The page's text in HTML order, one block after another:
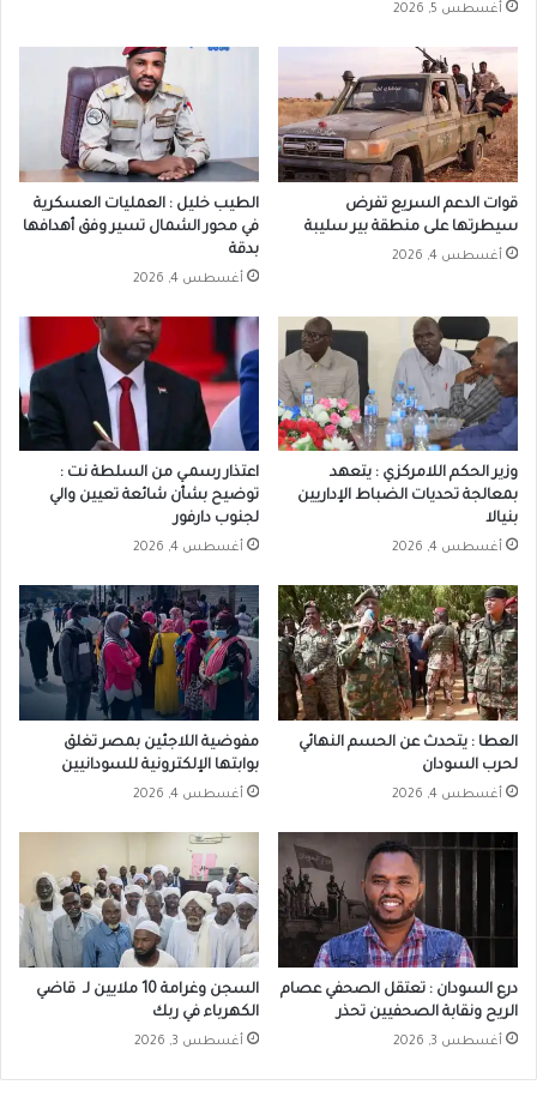
أغسطس 5, 2026
قوات الدعم السريع تفرض
سيطرتها على منطقة بير سليبة
أغسطس 4, 2026
الطيب خليل : العمليات العسكرية
في محور الشمال تسير وفق أهدافها
بدقة
أغسطس 4, 2026
وزير الحكم اللامركزي : يتعهد
بمعالجة تحديات الضباط الإداريين
بنيالا
أغسطس 4, 2026
اعتذار رسمـي من السلطة نت :
توضيح بشأن شائعة تعيين والي
لجنوب دارفور
أغسطس 4, 2026
العطا : يتحدث عن الحسم النهائي
لحرب السودان
أغسطس 4, 2026
مفوضية اللاجئين بمصر تغلق
بوابتها الإلكترونية للسودانيين
أغسطس 4, 2026
درع السودان : تعتقل الصحفي عصام
الريح ونقابة الصحفيين تحذر
أغسطس 3, 2026
السجن وغرامة 10 ملايين لـ قاضي
الكهرباء في ربك
أغسطس 3, 2026